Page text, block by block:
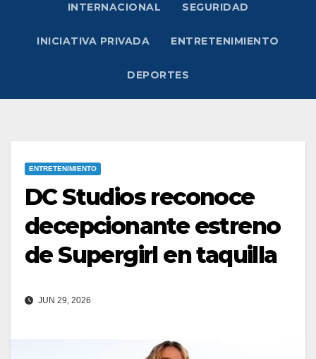
INTERNACIONAL SEGURIDAD
INICIATIVA PRIVADA ENTRETENIMIENTO
DEPORTES
ENTRETENIMIENTO
DC Studios reconoce
decepcionante estreno
de Supergirl en taquilla
JUN 29, 2026